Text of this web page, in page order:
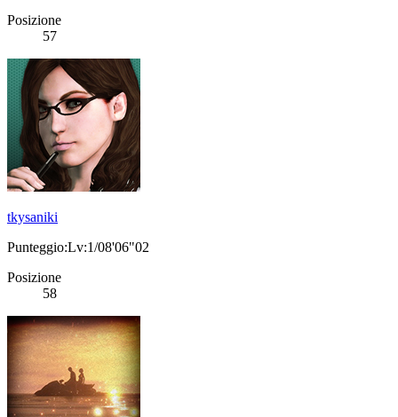
Posizione
57
tkysaniki
Punteggio:Lv:1/08'06"02
Posizione
58